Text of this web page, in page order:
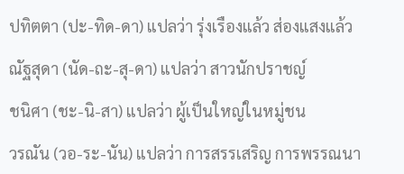
ปทิตตา (ปะ-ทิด-ดา) แปลว่า รุ่งเรืองแล้ว ส่องแสงแล้ว
ณัฐสุดา (นัด-ถะ-สุ-ดา) แปลว่า สาวนักปราชญ์
ชนิศา (ชะ-นิ-สา) แปลว่า ผู้เป็นใหญ่ในหมู่ชน
วรณัน (วอ-ระ-นัน) แปลว่า การสรรเสริญ การพรรณนา